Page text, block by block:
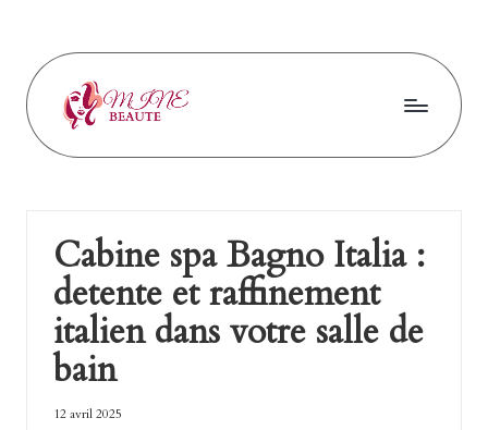
content
M
b
ea
ut
e
Cabine spa Bagno Italia :
detente et raffinement
italien dans votre salle de
bain
12 avril 2025